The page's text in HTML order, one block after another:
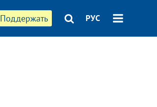
Поддержать РУС